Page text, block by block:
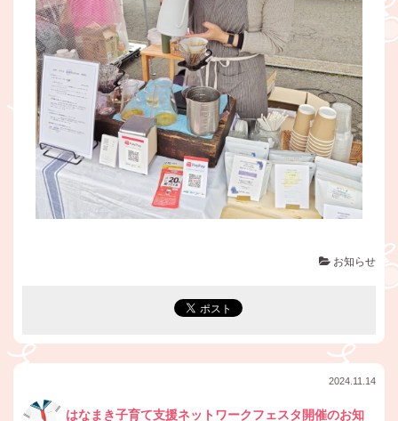
お知らせ
2024.11.14
はなまき子育て支援ネットワークフェスタ開催のお知